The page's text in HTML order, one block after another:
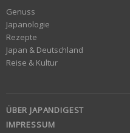
Genuss
Japanologie
Rezepte
Japan & Deutschland
Reise & Kultur
ÜBER JAPANDIGEST
IMPRESSUM